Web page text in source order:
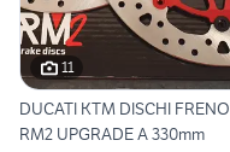
11
DUCATI KTM DISCHI FRENO
RM2 UPGRADE A 330mm